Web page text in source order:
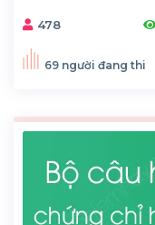
478
69 người đang thi